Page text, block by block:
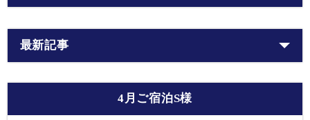
最新記事
4月ご宿泊S様